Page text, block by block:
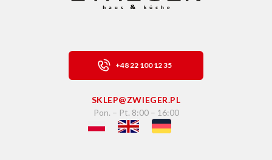
+48 22 100 12 35
SKLEP@ZWIEGER.PL
Pon. – Pt. 8:00 – 16:00